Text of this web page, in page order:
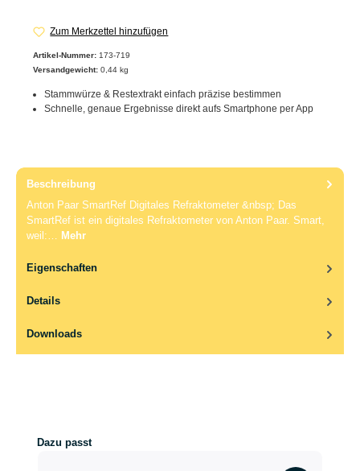
Zum Merkzettel hinzufügen
Artikel-Nummer: 173-719
Versandgewicht: 0,44 kg
Stammwürze & Restextrakt einfach präzise bestimmen
Schnelle, genaue Ergebnisse direkt aufs Smartphone per App
Beschreibung
Anton Paar SmartRef Digitales Refraktometer &nbsp; Das
SmartRef ist ein digitales Refraktometer von Anton Paar. Smart,
weil:… Mehr
Eigenschaften
Details
Downloads
Produktgalerie überspringen
Dazu passt